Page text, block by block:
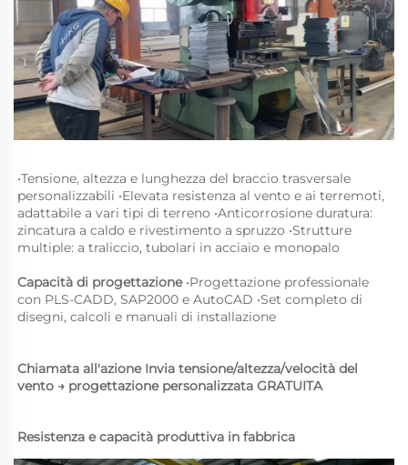
•Tensione, altezza e lunghezza del braccio trasversale
personalizzabili •Elevata resistenza al vento e ai terremoti,
adattabile a vari tipi di terreno •Anticorrosione duratura:
zincatura a caldo e rivestimento a spruzzo •Strutture
multiple: a traliccio, tubolari in acciaio e monopalo
Capacità di progettazione •Progettazione professionale
con PLS-CADD, SAP2000 e AutoCAD •Set completo di
disegni, calcoli e manuali di installazione
Chiamata all'azione Invia tensione/altezza/velocità del
vento → progettazione personalizzata GRATUITA
Resistenza e capacità produttiva in fabbrica